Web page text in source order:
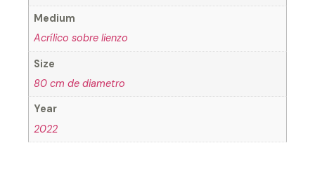
Medium
Acrílico sobre lienzo
Size
80 cm de diametro
Year
2022